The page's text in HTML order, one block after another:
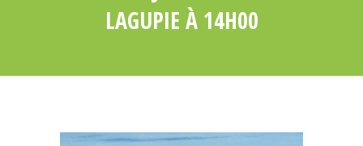
LAGUPIE À 14H00